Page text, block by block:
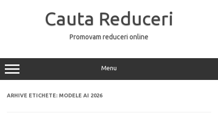
Cauta Reduceri
Promovam reduceri online
Menu
ARHIVE ETICHETE: MODELE AI 2026